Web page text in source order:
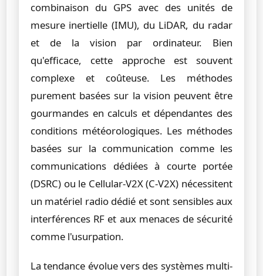
combinaison du GPS avec des unités de
mesure inertielle (IMU), du LiDAR, du radar
et de la vision par ordinateur. Bien
qu'efficace, cette approche est souvent
complexe et coûteuse. Les méthodes
purement basées sur la vision peuvent être
gourmandes en calculs et dépendantes des
conditions météorologiques. Les méthodes
basées sur la communication comme les
communications dédiées à courte portée
(DSRC) ou le Cellular-V2X (C-V2X) nécessitent
un matériel radio dédié et sont sensibles aux
interférences RF et aux menaces de sécurité
comme l'usurpation.
La tendance évolue vers des systèmes multi-